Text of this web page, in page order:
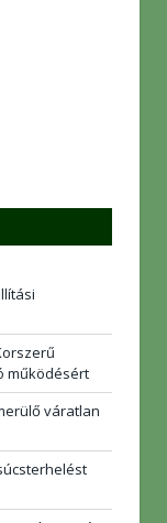
működésért
váratlan